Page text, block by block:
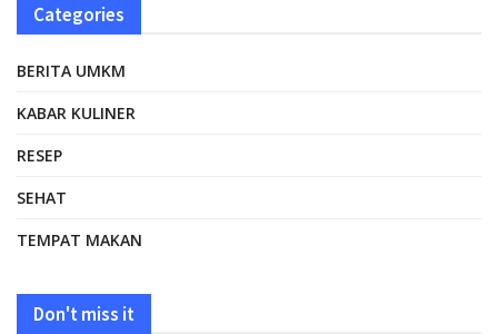
Categories
BERITA UMKM
KABAR KULINER
RESEP
SEHAT
TEMPAT MAKAN
Don't miss it